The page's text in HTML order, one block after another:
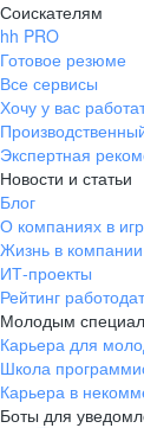
Соискателям
hh PRO
Готовое резюме
Все сервисы
Хочу у вас
Экспертная
Новости и статьи
Блог
О компаниях в
Жизнь в компании
ИТ-проекты
Рейтинг
Молодым
Карьера для
Школа
Карьера в
Боты для